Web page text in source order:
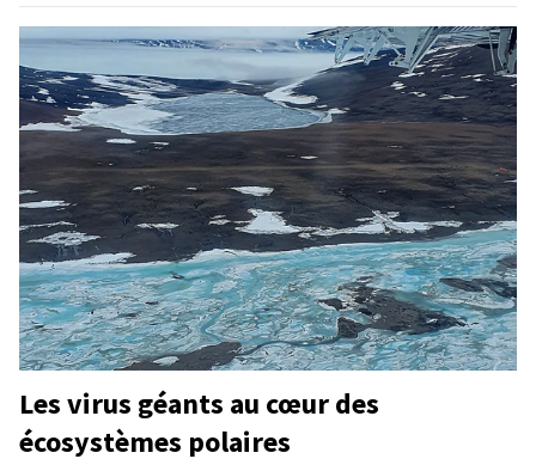
Les virus géants au cœur des
écosystèmes polaires